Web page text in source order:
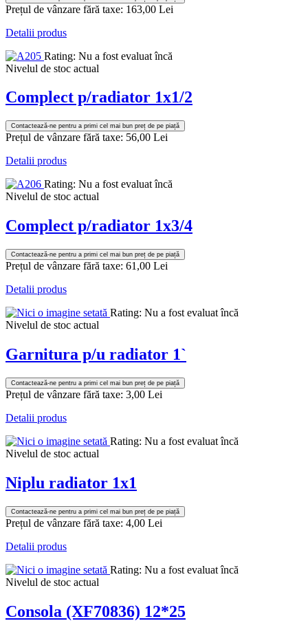
Prețul de vânzare fără taxe: 163,00 Lei
Detalii produs
Rating: Nu a fost evaluat încă
Nivelul de stoc actual
Complect p/radiator 1x1/2
Contactează-ne pentru a primi cel mai bun preț de pe piață
Prețul de vânzare fără taxe: 56,00 Lei
Detalii produs
Rating: Nu a fost evaluat încă
Nivelul de stoc actual
Complect p/radiator 1x3/4
Contactează-ne pentru a primi cel mai bun preț de pe piață
Prețul de vânzare fără taxe: 61,00 Lei
Detalii produs
Rating: Nu a fost evaluat încă
Nivelul de stoc actual
Garnitura p/u radiator 1`
Contactează-ne pentru a primi cel mai bun preț de pe piață
Prețul de vânzare fără taxe: 3,00 Lei
Detalii produs
Rating: Nu a fost evaluat încă
Nivelul de stoc actual
Niplu radiator 1x1
Contactează-ne pentru a primi cel mai bun preț de pe piață
Prețul de vânzare fără taxe: 4,00 Lei
Detalii produs
Rating: Nu a fost evaluat încă
Nivelul de stoc actual
Consola (XF70836) 12*25